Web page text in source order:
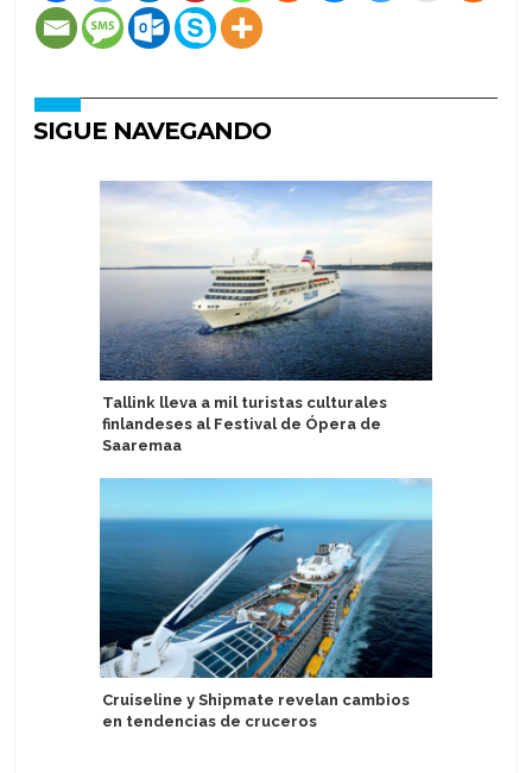
SIGUE NAVEGANDO
Tallink lleva a mil turistas culturales
finlandeses al Festival de Ópera de
Saaremaa
Cruiseline y Shipmate revelan cambios
en tendencias de cruceros